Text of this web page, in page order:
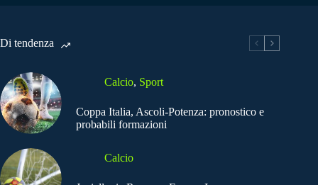
Di tendenza
Calcio, Sport
Coppa Italia, Ascoli-Potenza: pronostico e
probabili formazioni
Calcio